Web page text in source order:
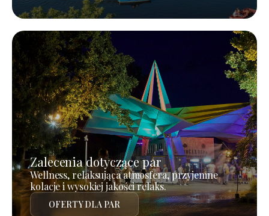
Zalecenia dotyczące par
Wellness, relaksująca atmosfera, przyjemne
kolacje i wysokiej jakości relaks.
OFERTY DLA PAR